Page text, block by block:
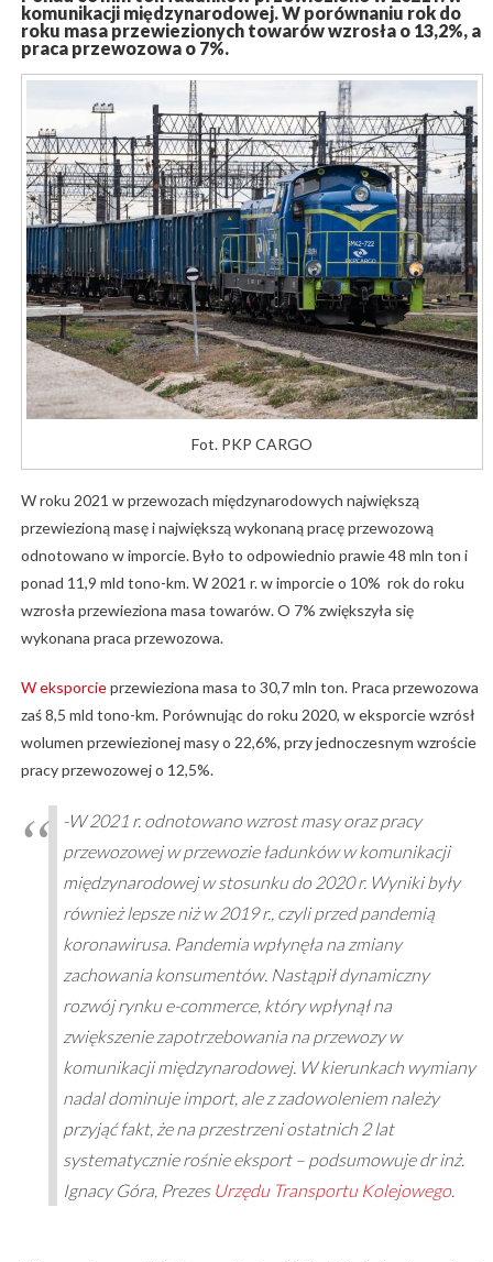
komunikacji międzynarodowej. W porównaniu rok do
roku masa przewiezionych towarów wzrosła o 13,2%, a
praca przewozowa o 7%.
Fot. PKP CARGO
W roku 2021 w przewozach międzynarodowych największą
przewiezioną masę i największą wykonaną pracę przewozową
odnotowano w imporcie. Było to odpowiednio prawie 48 mln ton i
ponad 11,9 mld tono-km. W 2021 r. w imporcie o 10% rok do roku
wzrosła przewieziona masa towarów. O 7% zwiększyła się
wykonana praca przewozowa.
W eksporcieprzewieziona masa to 30,7 mln ton. Praca przewozowa
zaś 8,5 mld tono-km. Porównując do roku 2020, w eksporcie wzrósł
wolumen przewiezionej masy o 22,6%, przy jednoczesnym wzroście
pracy przewozowej o 12,5%.
-W 2021 r. odnotowano wzrost masy oraz pracy
przewozowej w przewozie ładunków w komunikacji
międzynarodowej w stosunku do 2020 r. Wyniki były
również lepsze niż w 2019 r., czyli przed pandemią
koronawirusa. Pandemia wpłynęła na zmiany
zachowania konsumentów. Nastąpił dynamiczny
rozwój rynku e-commerce, który wpłynął na
zwiększenie zapotrzebowania na przewozy w
komunikacji międzynarodowej. W kierunkach wymiany
nadal dominuje import, ale z zadowoleniem należy
przyjąć fakt, że na przestrzeni ostatnich 2 lat
systematycznie rośnie eksport – podsumowuje dr inż.
Ignacy Góra, Prezes Urzędu Transportu Kolejowego.